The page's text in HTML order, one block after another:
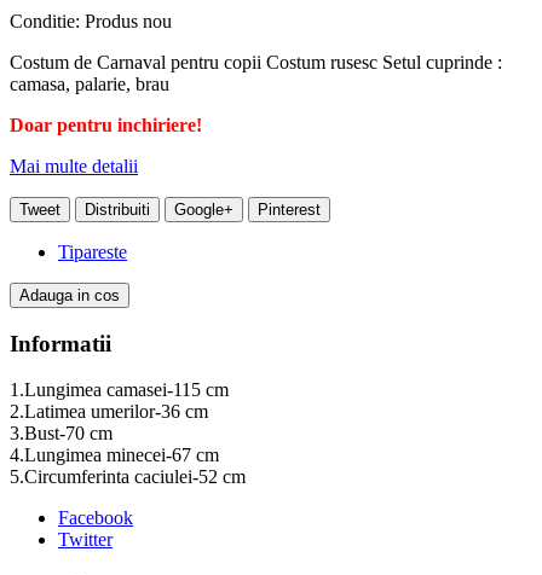
Conditie: Produs nou
Costum de Carnaval pentru copii Costum rusesc Setul cuprinde :
camasa, palarie, brau
Doar pentru inchiriere!
Mai multe detalii
Tweet Distribuiti Google+ Pinterest
Tipareste
Adauga in cos
Informatii
1.Lungimea camasei-115 сm
2.Latimea umerilor-36 сm
3.Bust-70 сm
4.Lungimea minecei-67 сm
5.Circumferinta caciulei-52 сm
Facebook
Twitter